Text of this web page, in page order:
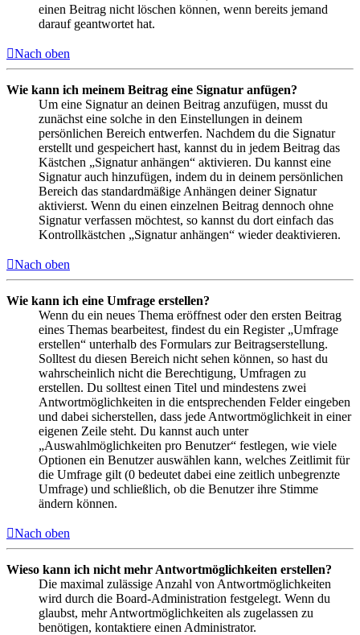
einen Beitrag nicht löschen können, wenn bereits jemand
darauf geantwortet hat.
Nach oben
Wie kann ich meinem Beitrag eine Signatur anfügen?
Um eine Signatur an deinen Beitrag anzufügen, musst du
zunächst eine solche in den Einstellungen in deinem
persönlichen Bereich entwerfen. Nachdem du die Signatur
erstellt und gespeichert hast, kannst du in jedem Beitrag das
Kästchen „Signatur anhängen“ aktivieren. Du kannst eine
Signatur auch hinzufügen, indem du in deinem persönlichen
Bereich das standardmäßige Anhängen deiner Signatur
aktivierst. Wenn du einen einzelnen Beitrag dennoch ohne
Signatur verfassen möchtest, so kannst du dort einfach das
Kontrollkästchen „Signatur anhängen“ wieder deaktivieren.
Nach oben
Wie kann ich eine Umfrage erstellen?
Wenn du ein neues Thema eröffnest oder den ersten Beitrag
eines Themas bearbeitest, findest du ein Register „Umfrage
erstellen“ unterhalb des Formulars zur Beitragserstellung.
Solltest du diesen Bereich nicht sehen können, so hast du
wahrscheinlich nicht die Berechtigung, Umfragen zu
erstellen. Du solltest einen Titel und mindestens zwei
Antwortmöglichkeiten in die entsprechenden Felder eingeben
und dabei sicherstellen, dass jede Antwortmöglichkeit in einer
eigenen Zeile steht. Du kannst auch unter
„Auswahlmöglichkeiten pro Benutzer“ festlegen, wie viele
Optionen ein Benutzer auswählen kann, welches Zeitlimit für
die Umfrage gilt (0 bedeutet dabei eine zeitlich unbegrenzte
Umfrage) und schließlich, ob die Benutzer ihre Stimme
ändern können.
Nach oben
Wieso kann ich nicht mehr Antwortmöglichkeiten erstellen?
Die maximal zulässige Anzahl von Antwortmöglichkeiten
wird durch die Board-Administration festgelegt. Wenn du
glaubst, mehr Antwortmöglichkeiten als zugelassen zu
benötigen, kontaktiere einen Administrator.